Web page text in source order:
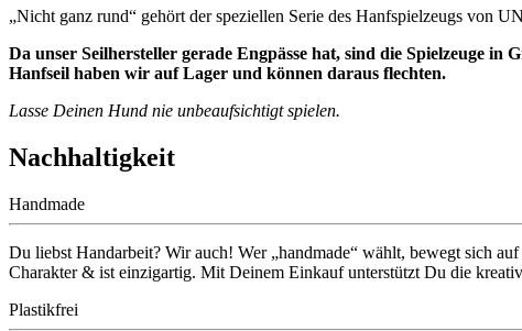
„Nicht ganz rund“ gehört der speziellen Serie des Hanfspielzeugs von
Da unser Seilhersteller gerade Engpässe hat, sind die Spielzeuge
Hanfseil haben wir auf Lager und können daraus flechten.
Lasse Deinen Hund nie unbeaufsichtigt spielen.
Nachhaltigkeit
Handmade
Du liebst Handarbeit? Wir auch! Wer „handmade“ wählt, bewegt sich
Charakter & ist einzigartig. Mit Deinem Einkauf unterstützt Du die
Plastikfrei